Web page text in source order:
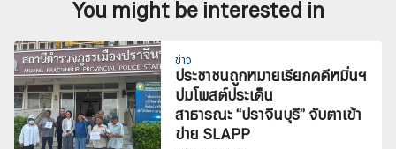
You might be interested in
ข่าว
ประชาชนถูกหมายเรียกคดีหมิ่นฯ
ปมโพสต์ประเด็น
สาธารณะ “ปราจีนบุรี” จับตาเข้า
ข่าย SLAPP